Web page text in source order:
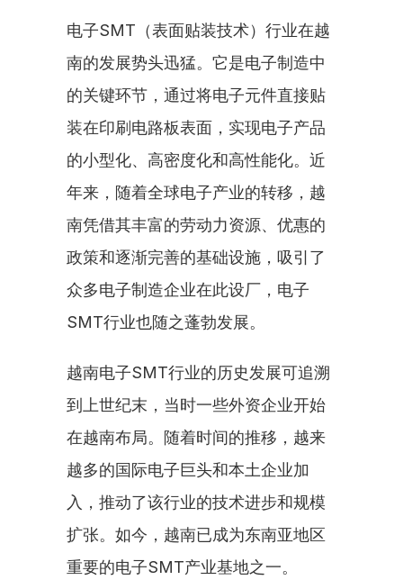
电子SMT（表面贴装技术）行业在越
南的发展势头迅猛。它是电子制造中
的关键环节，通过将电子元件直接贴
装在印刷电路板表面，实现电子产品
的小型化、高密度化和高性能化。近
年来，随着全球电子产业的转移，越
南凭借其丰富的劳动力资源、优惠的
政策和逐渐完善的基础设施，吸引了
众多电子制造企业在此设厂，电子
SMT行业也随之蓬勃发展。
越南电子SMT行业的历史发展可追溯
到上世纪末，当时一些外资企业开始
在越南布局。随着时间的推移，越来
越多的国际电子巨头和本土企业加
入，推动了该行业的技术进步和规模
扩张。如今，越南已成为东南亚地区
重要的电子SMT产业基地之一。